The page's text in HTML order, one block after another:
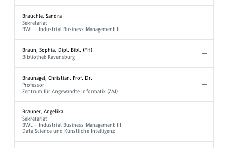
Brauchle, Sandra
Sekretariat
BWL – Industrial Business Management II
Braun, Sophia, Dipl. Bibl. (FH)
Bibliothek Ravensburg
Braunagel, Christian, Prof. Dr.
Professor
Zentrum für Angewandte Informatik (ZAI)
Brauner, Angelika
Sekretariat
BWL – Industrial Business Management III
Data Science und Künstliche Intelligenz